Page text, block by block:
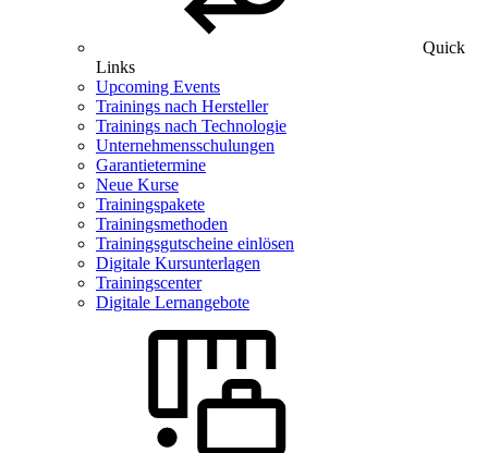
Quick
Links
Upcoming Events
Trainings nach Hersteller
Trainings nach Technologie
Unternehmensschulungen
Garantietermine
Neue Kurse
Trainingspakete
Trainingsmethoden
Trainingsgutscheine einlösen
Digitale Kursunterlagen
Trainingscenter
Digitale Lernangebote